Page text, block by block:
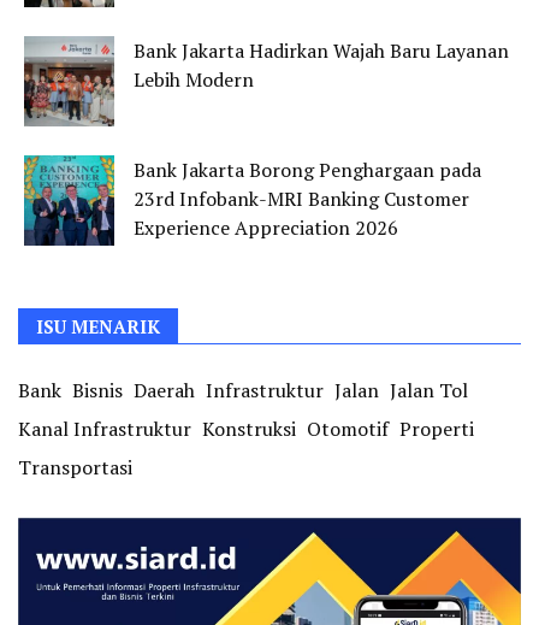
Bank Jakarta Hadirkan Wajah Baru Layanan
Lebih Modern
Bank Jakarta Borong Penghargaan pada
23rd Infobank-MRI Banking Customer
Experience Appreciation 2026
ISU MENARIK
Bank Bisnis Daerah Infrastruktur Jalan Jalan Tol
Kanal Infrastruktur Konstruksi Otomotif Properti
Transportasi